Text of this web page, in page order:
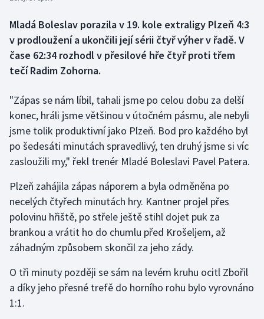
Box
Curling
Dostihy
Florbal
Futsal
Golf
Gymnastika
Házená
Jezdectví
Judo
Krasobruslení
Mladá Boleslav porazila v 19. kole extraligy Plzeň 4:3
v prodloužení a ukončili její sérii čtyř výher v řadě. V
čase 62:34 rozhodl v přesilové hře čtyř proti třem
tečí Radim Zohorna.
"Zápas se nám líbil, tahali jsme po celou dobu za delší
konec, hráli jsme většinou v útočném pásmu, ale nebyli
jsme tolik produktivní jako Plzeň. Bod pro každého byl
po šedesáti minutách spravedlivý, ten druhý jsme si víc
zasloužili my," řekl trenér Mladé Boleslavi Pavel Patera.
Plzeň zahájila zápas náporem a byla odměněna po
necelých čtyřech minutách hry. Kantner projel přes
polovinu hřiště, po střele ještě stihl dojet puk za
brankou a vrátit ho do chumlu před Krošeljem, až
záhadným způsobem skončil za jeho zády.
O tři minuty později se sám na levém kruhu ocitl Zbořil
a díky jeho přesné trefě do horního rohu bylo vyrovnáno
1:1.